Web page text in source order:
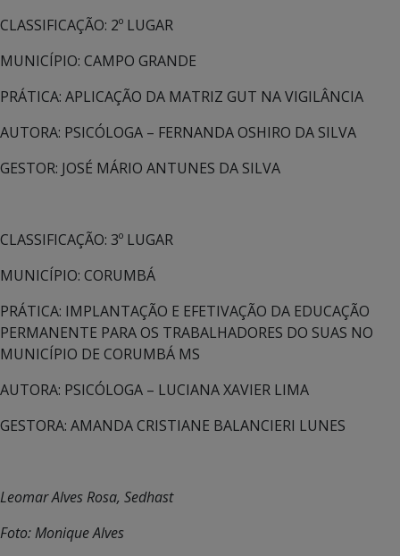
CLASSIFICAÇÃO: 2º LUGAR
MUNICÍPIO: CAMPO GRANDE
PRÁTICA: APLICAÇÃO DA MATRIZ GUT NA VIGILÂNCIA
AUTORA: PSICÓLOGA – FERNANDA OSHIRO DA SILVA
GESTOR: JOSÉ MÁRIO ANTUNES DA SILVA
CLASSIFICAÇÃO: 3º LUGAR
MUNICÍPIO: CORUMBÁ
PRÁTICA: IMPLANTAÇÃO E EFETIVAÇÃO DA EDUCAÇÃO
PERMANENTE PARA OS TRABALHADORES DO SUAS NO
MUNICÍPIO DE CORUMBÁ MS
AUTORA: PSICÓLOGA – LUCIANA XAVIER LIMA
GESTORA: AMANDA CRISTIANE BALANCIERI LUNES
Leomar Alves Rosa, Sedhast
Foto: Monique Alves